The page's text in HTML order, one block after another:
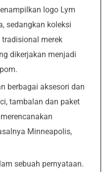
logo Lym
sedangkan koleksi
merek
dikerjakan menjadi
berbagai aksesori dan
tambalan dan paket
Minneapolis,
sebuah pernyataan.